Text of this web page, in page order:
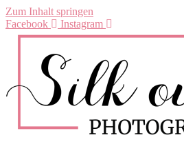
Zum Inhalt springen
Facebook
Instagram